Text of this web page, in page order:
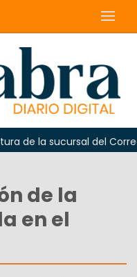
la sucursal del Correo
de la
en el